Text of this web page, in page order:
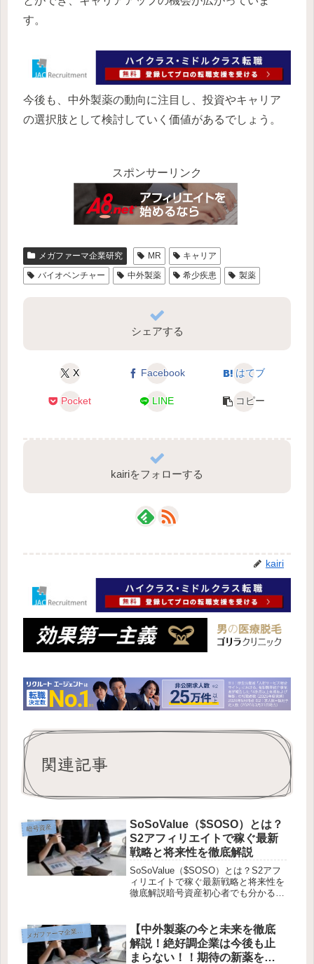
す。
今後も、中外製薬の動向に注目し、投資やキャリア
の選択肢として検討していく価値があるでしょう。
スポンサーリンク
メガファーマ企業研究 MR
キャリア
バイオベンチャー
中外製薬 希少疾患 製薬
シェアする
X Facebook はてブ
Pocket LINE コピー
kairiをフォローする
kairi
関連記事
暗号資産
SoSoValue（$SOSO）とは？
S2アフィリエイトで稼ぐ最新
戦略と将来性を徹底解説
SoSoValue（$SOSO）とは？S2アフ
ィリエイトで稼ぐ最新戦略と将来性を
徹底解説暗号資産初心者でも分かるよ
10,000EXPを獲得して$SOSOエアド
ロップに参加しよ...
メ
ガファーマ企業研究
【中外製薬の今と未来を徹底
解説！絶好調企業は今後も止
まらない！！期待の新薬を深